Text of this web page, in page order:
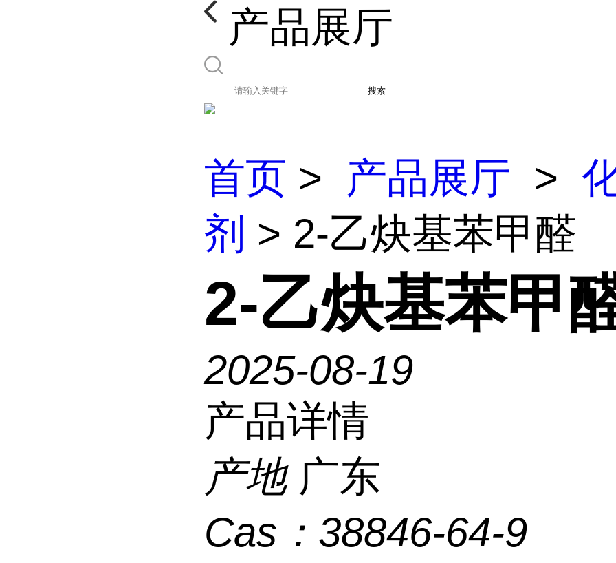
产品展厅
搜索
首页 > 产品展厅 >
剂 > 2-乙炔基苯甲醛
2-乙炔基苯甲
2025-08-19
产品详情
产地 广东
Cas： 38846-64-9